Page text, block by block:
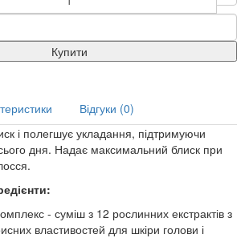
Купити
Відгуки (0)
і полегшує укладання, підтримуючи
дня. Надає максимальний блиск при
- суміш з 12 рослинних екстрактів з
властивостей для шкіри голови і